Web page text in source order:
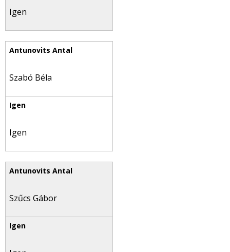
Igen
Szabó Béla
Igen
Szűcs Gábor